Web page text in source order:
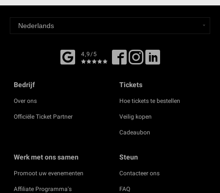
4,9/5
Bedrijf
Over ons
Officiële Ticket Partner
Tickets
Hoe tickets te bestellen
Veilig kopen
Cadeaubon
Werk met ons samen
Promoot uw evenementen
Affiliate Programma's
Steun
Contacteer ons
FAQ